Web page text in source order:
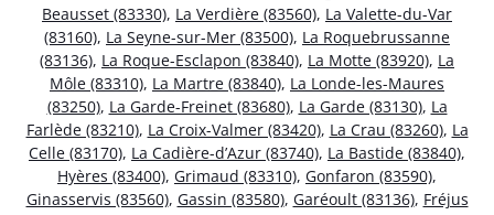
Beausset (83330), La Verdière (83560), La Valette-du-Var
(83160), La Seyne-sur-Mer (83500), La Roquebrussanne
(83136), La Roque-Esclapon (83840), La Motte (83920), La
Môle (83310), La Martre (83840), La Londe-les-Maures
(83250), La Garde-Freinet (83680), La Garde (83130), La
Farlède (83210), La Croix-Valmer (83420), La Crau (83260), La
Celle (83170), La Cadière-d’Azur (83740), La Bastide (83840),
Hyères (83400), Grimaud (83310), Gonfaron (83590),
Ginasservis (83560), Gassin (83580), Garéoult (83136), Fréjus